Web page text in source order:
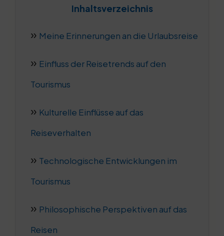
Inhaltsverzeichnis
Meine Erinnerungen an die Urlaubsreise
Einfluss der Reisetrends auf den
Tourismus
Kulturelle Einflüsse auf das
Reiseverhalten
Technologische Entwicklungen im
Tourismus
Philosophische Perspektiven auf das
Reisen